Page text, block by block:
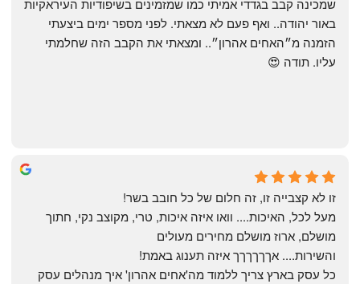
Yonatan Menashe
6 months ago
עליו. תודה 😍
זו לא קצבייה זו, זה חלום של כל חובב בשר!
מושלם, ארוז מושלם מחירים מעולים
והשירות.... אךךךךךך איזה תענוג באמת!